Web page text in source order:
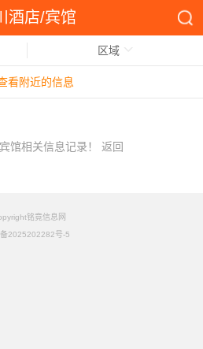
酒店/宾馆
区域
看附近的信息
馆相关信息记录！ 返回
铭竟信息网
2025202282号-5